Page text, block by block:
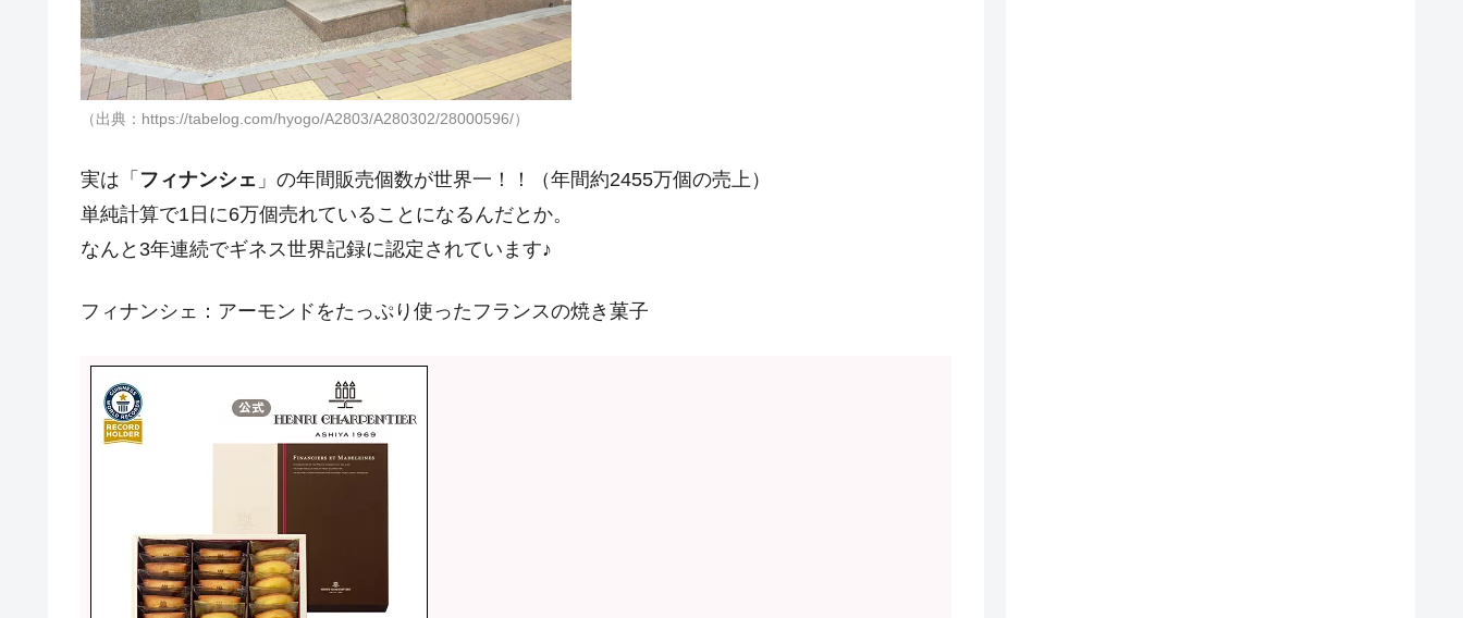
（出典：https://tabelog.com/hyogo/A2803/A280302/28000596/）
実は「 フィナンシェ 」の年間販売個数が世界一！！（年間約2455万個の売上）
単純計算で1日に6万個売れていることになるんだとか。
なんと3年連続でギネス世界記録に認定されています♪
フィナンシェ：アーモンドをたっぷり使ったフランスの焼き菓子